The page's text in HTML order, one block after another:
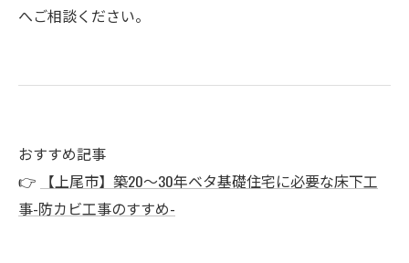
へご相談ください。
おすすめ記事
👉
【上尾市】築20〜30年ベタ基礎住宅に必要な床下工
事-防カビ工事のすすめ-